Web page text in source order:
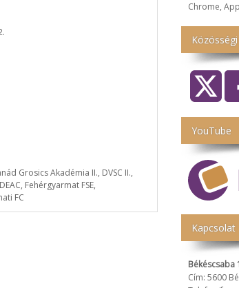
Chrome,
YouTube
Kapcsolat
Békéscsaba
Cím: 5600
Grosics Akadémia II., DVSC II.,
Fehérgyarmat FSE,
FC